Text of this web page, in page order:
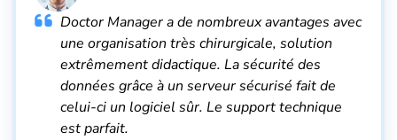
Doctor Manager a de nombreux avantages avec
une organisation très chirurgicale, solution
extrêmement didactique. La sécurité des
données grâce à un serveur sécurisé fait de
celui-ci un logiciel sûr. Le support technique
est parfait.